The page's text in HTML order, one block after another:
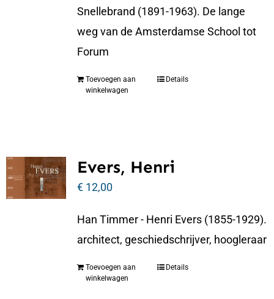
Snellebrand (1891-1963). De lange
weg van de Amsterdamse School tot
Forum
Toevoegen aan
winkelwagen
Details
Evers, Henri
€12,00
Han Timmer - Henri Evers (1855-1929).
architect, geschiedschrijver, hoogleraar
Toevoegen aan
winkelwagen
Details